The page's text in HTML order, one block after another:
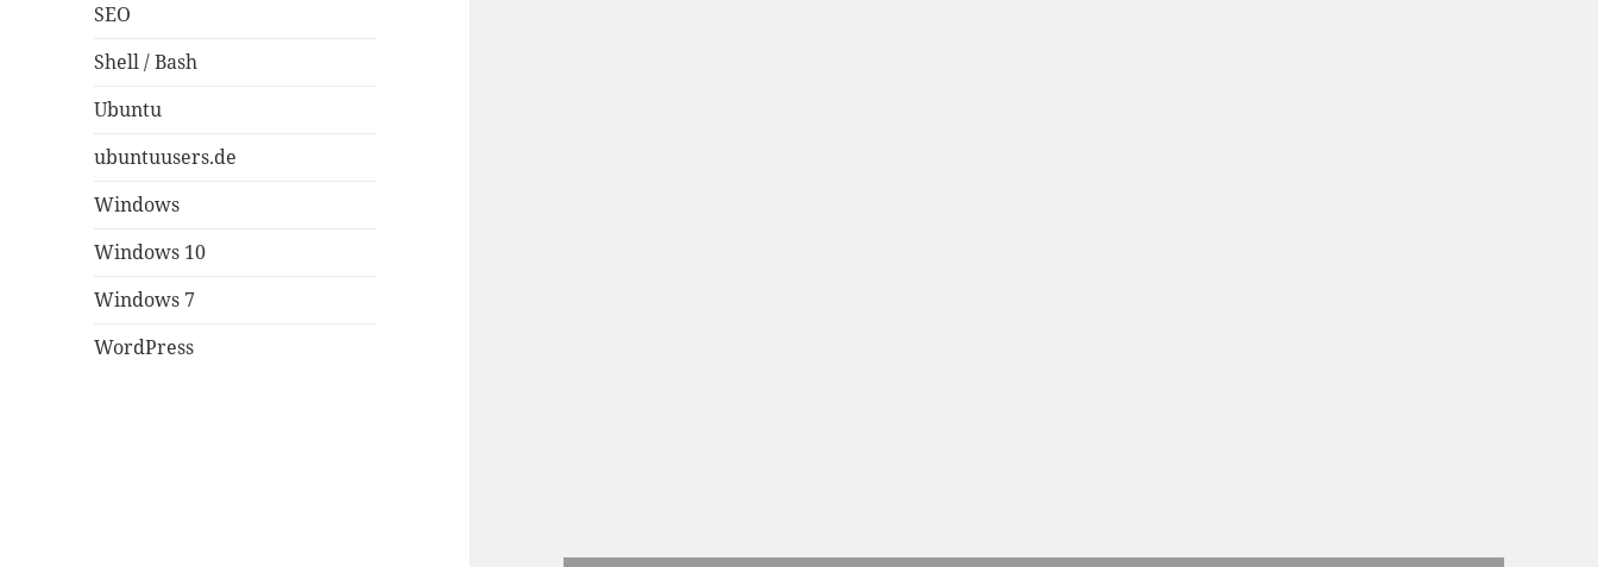
SEO
Shell / Bash
Ubuntu
ubuntuusers.de
Windows
Windows 10
Windows 7
WordPress